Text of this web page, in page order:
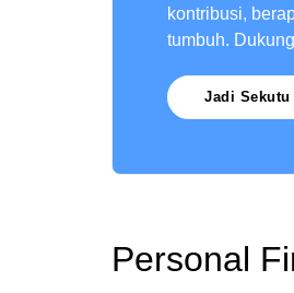
kontribusi,
tumbuh.
Jadi
Personal